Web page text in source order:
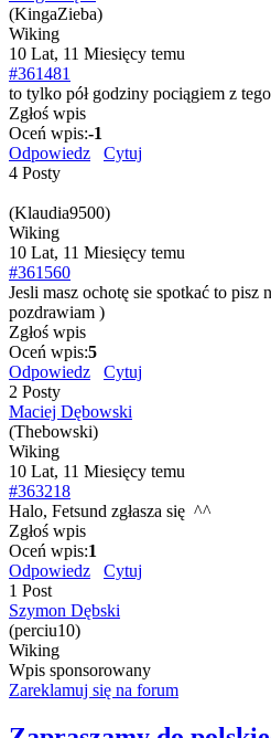
(KingaZieba)
Wiking
10 Lat, 11 Miesięcy temu
#361481
to tylko pół godziny pociągiem z
Zgłoś wpis
Oceń wpis:-1
Odpowiedz
Cytuj
4 Posty
(Klaudia9500)
Wiking
10 Lat, 11 Miesięcy temu
#361560
Jesli masz ochotę sie spotkać to
pozdrawiam )
Zgłoś wpis
Oceń wpis:5
Odpowiedz
Cytuj
2 Posty
Maciej Dębowski
(Thebowski)
Wiking
10 Lat, 11 Miesięcy temu
#363218
Halo, Fetsund zgłasza się ^^
Zgłoś wpis
Oceń wpis:1
Odpowiedz
Cytuj
1 Post
Szymon Dębski
(perciu10)
Wiking
Wpis sponsorowany
Zareklamuj się na forum